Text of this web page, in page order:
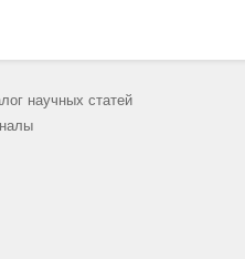
научных статей